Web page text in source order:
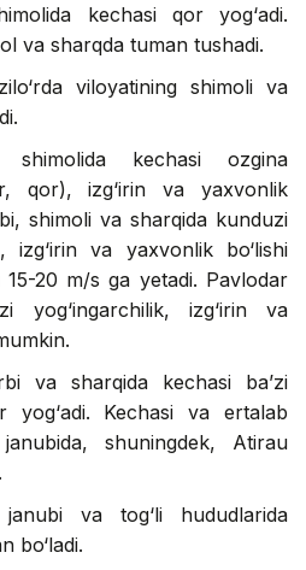
kechasi qor yog‘adi.
va sharqda tuman tushadi.
viloyatining shimoli va
shimolida kechasi ozgina
qor), izg‘irin va yaxvonlik
shimoli va sharqida kunduzi
izg‘irin va yaxvonlik bo‘lishi
20 m/s ga yetadi. Pavlodar
yog‘ingarchilik, izg‘irin va
va sharqida kechasi ba’zi
yog‘adi. Kechasi va ertalab
shuningdek, Atirau
va tog‘li hududlarida
bo‘ladi.